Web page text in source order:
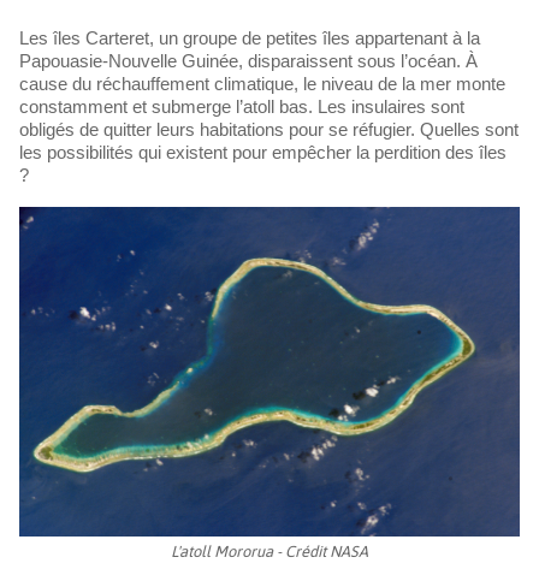
Les îles Carteret, un groupe de petites îles appartenant à la
Papouasie-Nouvelle Guinée, disparaissent sous l’océan. À
cause du réchauffement climatique, le niveau de la mer monte
constamment et submerge l’atoll bas. Les insulaires sont
obligés de quitter leurs habitations pour se réfugier. Quelles sont
les possibilités qui existent pour empêcher la perdition des îles
?
L'atoll Mororua - Crédit NASA